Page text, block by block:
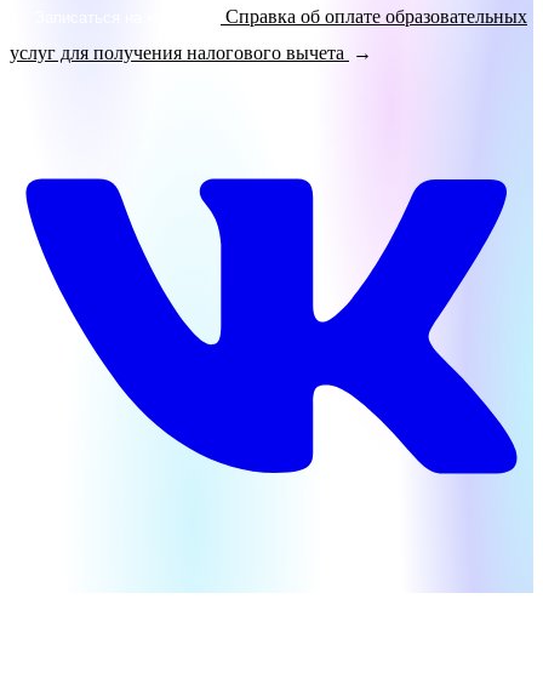
Справка об оплате образовательных
услуг для получения налогового вычета